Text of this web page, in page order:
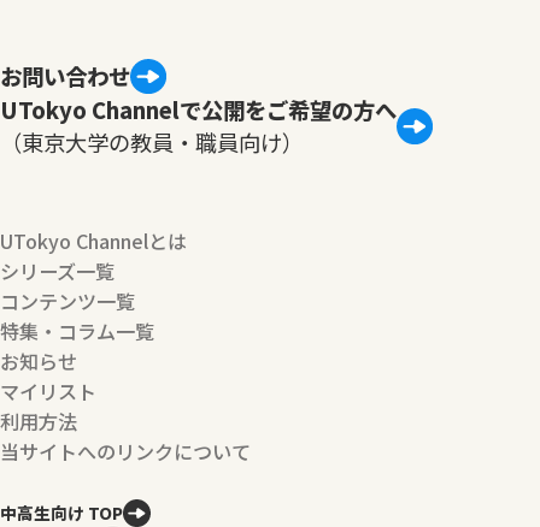
お問い合わせ
UTokyo Channelで公開をご希望の方へ
（東京大学の教員・職員向け）
UTokyo Channelとは
シリーズ一覧
コンテンツ一覧
特集・コラム一覧
お知らせ
マイリスト
利用方法
当サイトへのリンクについて
中高生向け TOP